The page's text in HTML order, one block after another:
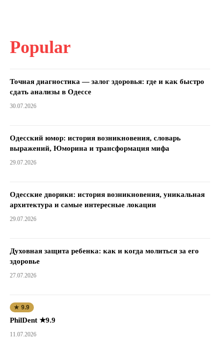
Popular
Точная диагностика — залог здоровья: где и как быстро
сдать анализы в Одессе
30.07.2026
Одесский юмор: история возникновения, словарь
выражений, Юморина и трансформация мифа
29.07.2026
Одесские дворики: история возникновения, уникальная
архитектура и самые интересные локации
29.07.2026
Духовная защита ребенка: как и когда молиться за его
здоровье
27.07.2026
★ 9.9
PhilDent ★9.9
11.07.2026